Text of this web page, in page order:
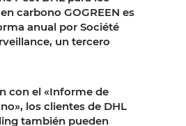
carbono GOGREEN es
anual por Société
un tercero
con el «Informe de
los clientes de DHL
también pueden